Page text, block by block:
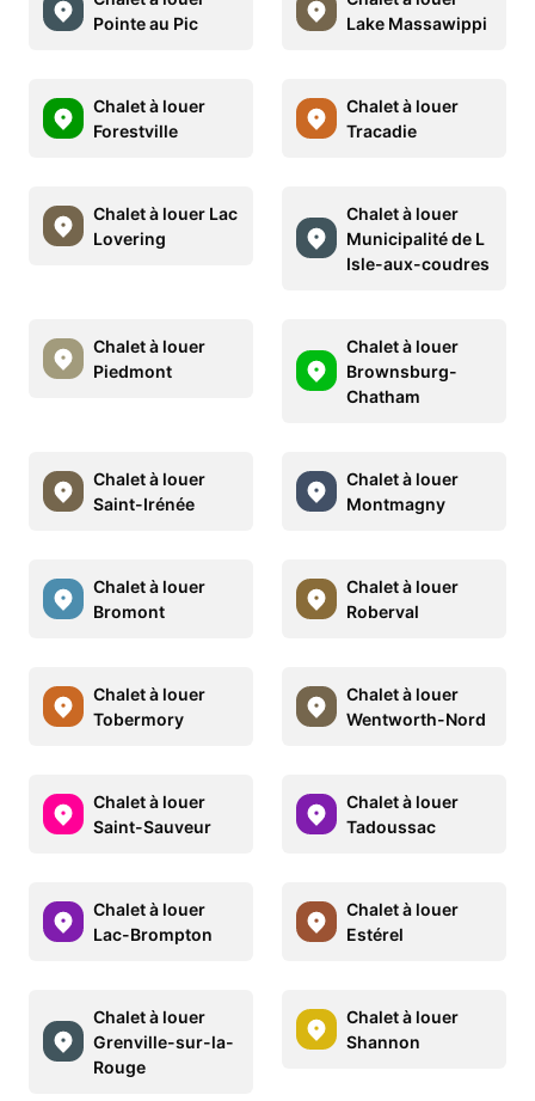
Pointe au Pic
Lake Massawippi
Chalet à louer
Forestville
Chalet à louer
Tracadie
Chalet à louer Lac
Lovering
Chalet à louer
Municipalité de L
Isle-aux-coudres
Chalet à louer
Piedmont
Chalet à louer
Brownsburg-
Chatham
Chalet à louer
Saint-Irénée
Chalet à louer
Montmagny
Chalet à louer
Bromont
Chalet à louer
Roberval
Chalet à louer
Tobermory
Chalet à louer
Wentworth-Nord
Chalet à louer
Saint-Sauveur
Chalet à louer
Tadoussac
Chalet à louer
Lac-Brompton
Chalet à louer
Estérel
Chalet à louer
Grenville-sur-la-
Rouge
Chalet à louer
Shannon